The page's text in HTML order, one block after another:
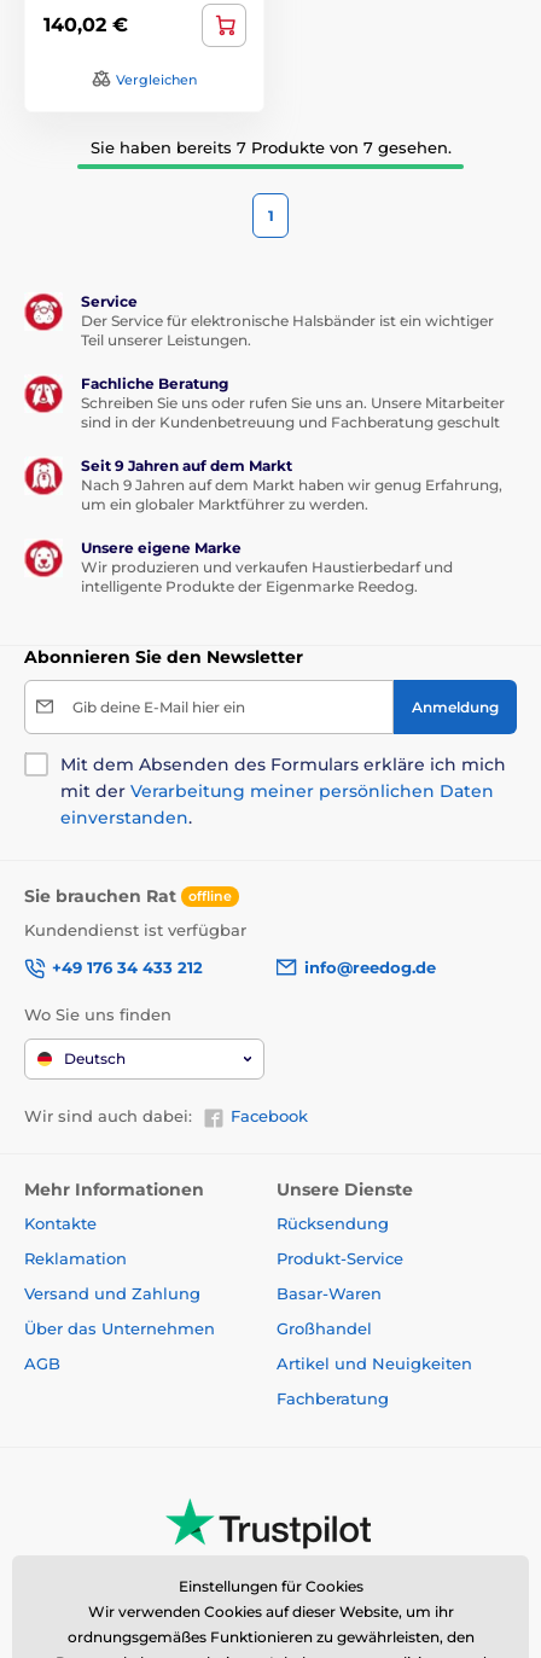
140,02 €
Vergleichen
Sie haben bereits 7 Produkte von 7 gesehen.
1
Service
Der Service für elektronische Halsbänder ist ein wichtiger
Teil unserer Leistungen.
Fachliche Beratung
Schreiben Sie uns oder rufen Sie uns an. Unsere Mitarbeiter
sind in der Kundenbetreuung und Fachberatung geschult
Seit 9 Jahren auf dem Markt
Nach 9 Jahren auf dem Markt haben wir genug Erfahrung,
um ein globaler Marktführer zu werden.
Unsere eigene Marke
Wir produzieren und verkaufen Haustierbedarf und
intelligente Produkte der Eigenmarke Reedog.
Abonnieren Sie den Newsletter
Gib deine E-Mail hier ein Anmeldung
Mit dem Absenden des Formulars erkläre ich mich
mit der Verarbeitung meiner persönlichen Daten
einverstanden.
Sie brauchen Rat offline
Kundendienst ist verfügbar
+49 176 34 433 212
info@reedog.de
Wo Sie uns finden
Deutsch
Wir sind auch dabei: Facebook
Mehr Informationen
Kontakte
Reklamation
Versand und Zahlung
Über das Unternehmen
AGB
Unsere Dienste
Rücksendung
Produkt-Service
Basar-Waren
Großhandel
Artikel und Neuigkeiten
Fachberatung
Einstellungen für Cookies
Wir verwenden Cookies auf dieser Website, um ihr
ordnungsgemäßes Funktionieren zu gewährleisten, den